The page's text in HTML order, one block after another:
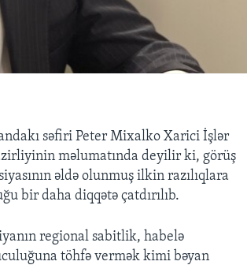
səfiri Peter Mixalko Xarici İşlər
məlumatında deyilir ki, görüş
əldə olunmuş ilkin razılıqlara
bir daha diqqətə çatdırılıb.
regional sabitlik, habelə
töhfə vermək kimi bəyan